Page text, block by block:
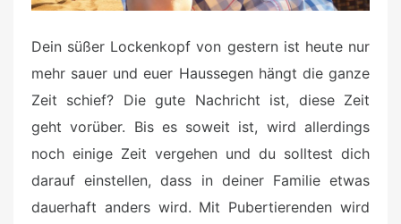
Dein süßer Lockenkopf von gestern ist heute nur
mehr sauer und euer Haussegen hängt die ganze
Zeit schief? Die gute Nachricht ist, diese Zeit
geht vorüber. Bis es soweit ist, wird allerdings
noch einige Zeit vergehen und du solltest dich
darauf einstellen, dass in deiner Familie etwas
dauerhaft anders wird. Mit Pubertierenden wird